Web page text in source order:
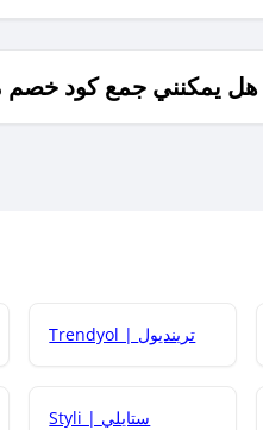
هل يمكنني جمع كود خصم
Trendyol | ترينديول
Styli | ستايلي